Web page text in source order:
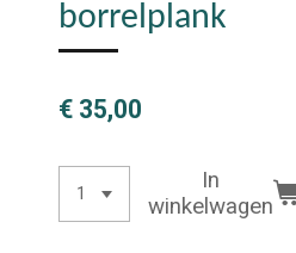
borrelplank
€ 35,00
In
winkelwagen